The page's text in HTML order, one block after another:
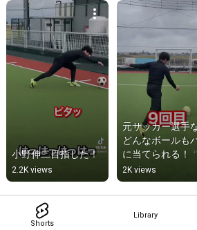
Shorts
Library
小野伸二目指した！
2.2K views
元サッカー選手
どんなボールも
に当てられる！
2K views